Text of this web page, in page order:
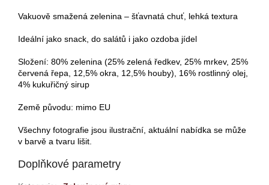
Vakuově smažená zelenina – šťavnatá chuť, lehká textura
Ideální jako snack, do salátů i jako ozdoba jídel
Složení: 80% zelenina (25% zelená ředkev, 25% mrkev, 25%
červená řepa, 12,5% okra, 12,5% houby), 16% rostlinný olej,
4% kukuřičný sirup
Země původu: mimo EU
Všechny fotografie jsou ilustrační, aktuální nabídka se může
v barvě a tvaru lišit.
Doplňkové parametry